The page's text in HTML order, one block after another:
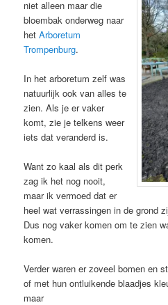
niet alleen maar die
bloembak onderweg naar
hetArboretum
Trompenburg.
In het arboretum zelf was
natuurlijk ook van alles te
zien. Als je er vaker
komt, zie je telkens weer
iets dat veranderd is.
Want zo kaal als dit perk
zag ik het nog nooit,
maar ik vermoed dat er
heel wat verrassingen in de grond
Dus nog vaker komen om te zien
komen.
Verder waren er zoveel bomen en
of met hun ontluikende blaadjes
maar